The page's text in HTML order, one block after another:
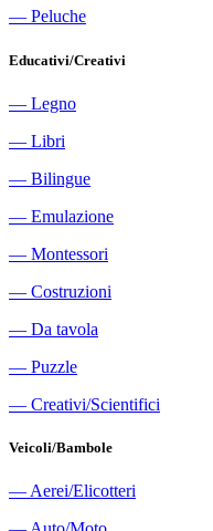
― Peluche
Educativi/Creativi
― Legno
― Libri
― Bilingue
― Emulazione
― Montessori
― Costruzioni
― Da tavola
― Puzzle
― Creativi/Scientifici
Veicoli/Bambole
― Aerei/Elicotteri